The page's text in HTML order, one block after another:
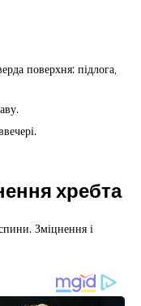
поверхня: підлога,
хребта
Зміцнення і